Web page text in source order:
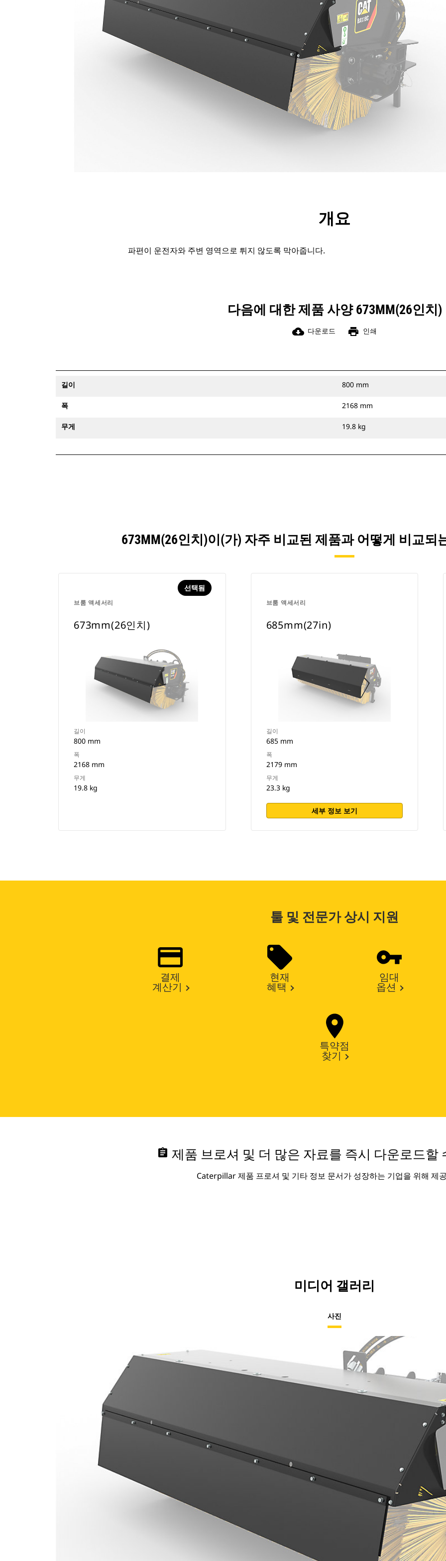
투어
개요
파편이 운전자와 주변 영역으로 튀지 않도록 막아줍니다.
다음에 대한 제품 사양 673MM(26인치)
cloud_download 다운로드 print 인쇄
길이 800 mm
폭 2168 mm
무게 19.8 kg
673MM(26인치)이(가) 자주 비교된 제품과 어떻게 비교되
브룸 액세서리
선택됨
673mm(26인치)
길이
800 mm
폭
2168 mm
무게
19.8 kg
브룸 액세서리
685mm(27in)
길이
685 mm
폭
2179 mm
무게
23.3 kg
세부 정보 보기
툴 및 전문가 상시 지원
결제
계산기
현재
혜택
임대
옵션
특약점
찾기
assignment 제품 브로셔 및 더 많은 자료를 즉시 다운로드할
Caterpillar 제품 프로셔 및 기타 정보 문서가 성장하는 기업을 위해 제
미디어 갤러리
사진